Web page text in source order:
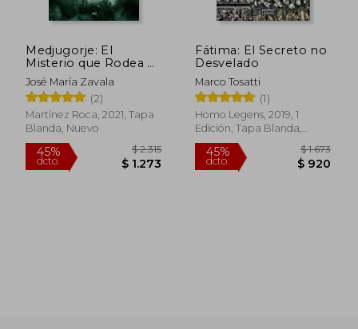
45%
dcto. $ 1.289
50%
dcto. $
Medjugorje: El
Misterio que Rodea a
uno de los
Fenómenos más
Sorprendentes del
Catolicismo (no
Ficción)
José María Zavala
(2)
Martínez Roca, 2021, Tapa
Blanda, Nuevo
Fátima: El Secreto no
Desvelado
Marco Tosatti
(1)
Homo Legens, 2019, 1
Edición, Tapa Blanda,
Nuevo